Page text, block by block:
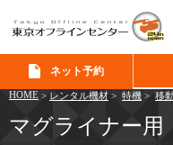
ネット予約
HOME > レンタル機材 > 特機 > 移
マグライナー用